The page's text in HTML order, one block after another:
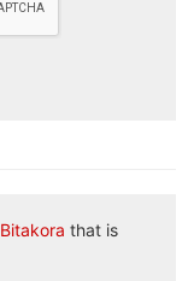
Bitakora that is